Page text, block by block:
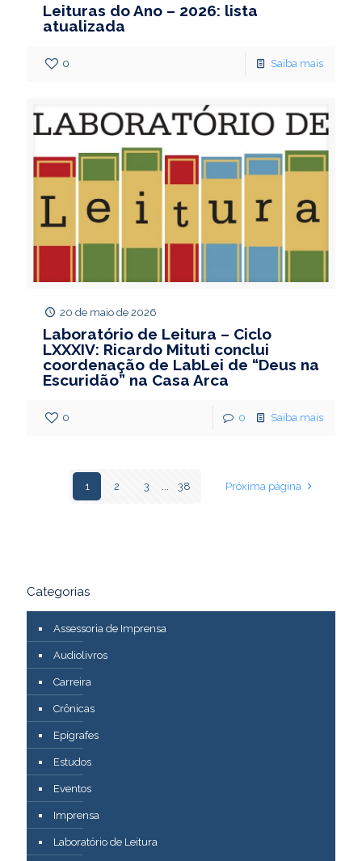
Leituras do Ano – 2026: lista
atualizada
0 Saiba mais
20 de maio de 2026
Laboratório de Leitura – Ciclo
LXXXIV: Ricardo Mituti conclui
coordenação de LabLei de “Deus na
Escuridão” na Casa Arca
0 0 Saiba mais
1 2 3 38 Próxima página
Categorias
Assessoria de Imprensa
Audiolivros
Carreira
Crônicas
Epígrafes
Estudos
Eventos
Imprensa
Laboratório de Leitura